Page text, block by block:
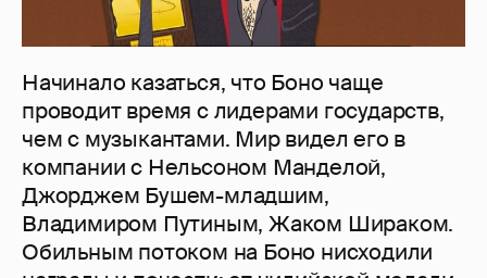
Начинало казаться, что Боно чаще
проводит время с лидерами государств,
чем с музыкантами. Мир видел его в
компании с Нельсоном Манделой,
Джорджем Бушем-младшим,
Владимиром Путиным, Жаком Шираком.
Обильным потоком на Боно нисходили